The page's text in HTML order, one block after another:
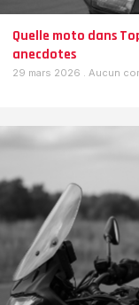
Quelle moto dans
anecdotes
29 mars 2026 Aucun